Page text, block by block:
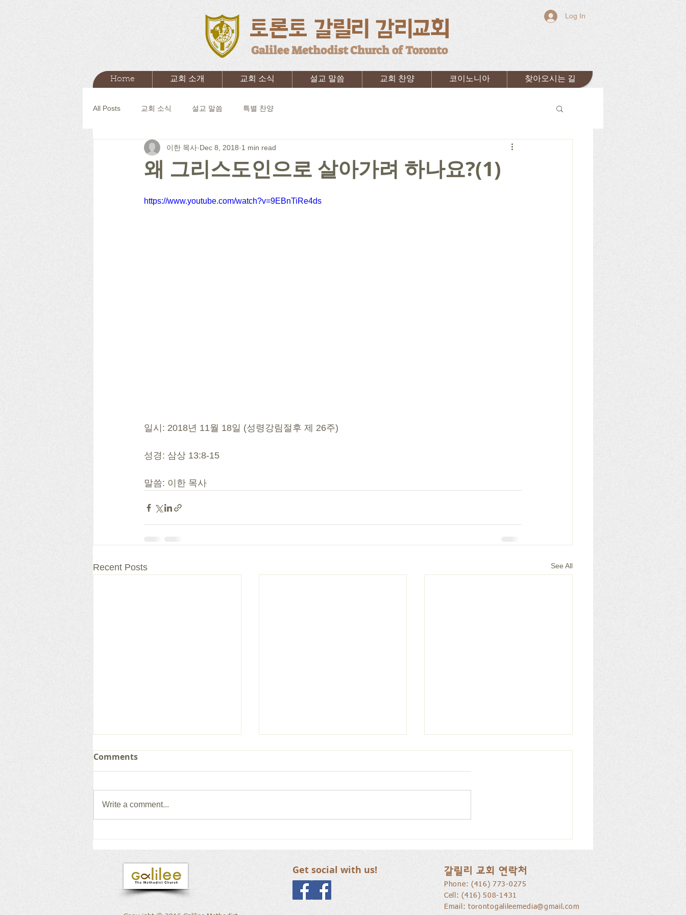
토론토 갈릴리 감리교회
Galilee Methodist Church of Toronto
Log In
Home 교회 소개 교회 소식 설교 말씀 교회 찬양 코이노니아 찾아오시는 길
All Posts 교회 소식 설교 말씀 특별 찬양
왜 그리스도인으로 살아가려 하나요?(1)
이한 목사 Dec 8, 2018 1 min read
https://www.youtube.com/watch?v=9EBnTiRe4ds
일시: 2018년 11월 18일 (성령강림절후 제 26주)
성경: 삼상 13:8-15
말씀: 이한 목사
Recent Posts See All
갈릴리 교회, 그레이스 찬양
단, 2026.08.02
갈릴리 교회, 장로님 특별찬
양, 2026.07.26
갈릴리 교회, 피아노 특별찬
양, 2026.07.12
Comments
Write a comment...
Get social with us! 갈릴리 교회 연락처
Phone: ​(416) 773-0275
Cell: (416) 508-1431
Email: torontogalileemedia@gmail.com